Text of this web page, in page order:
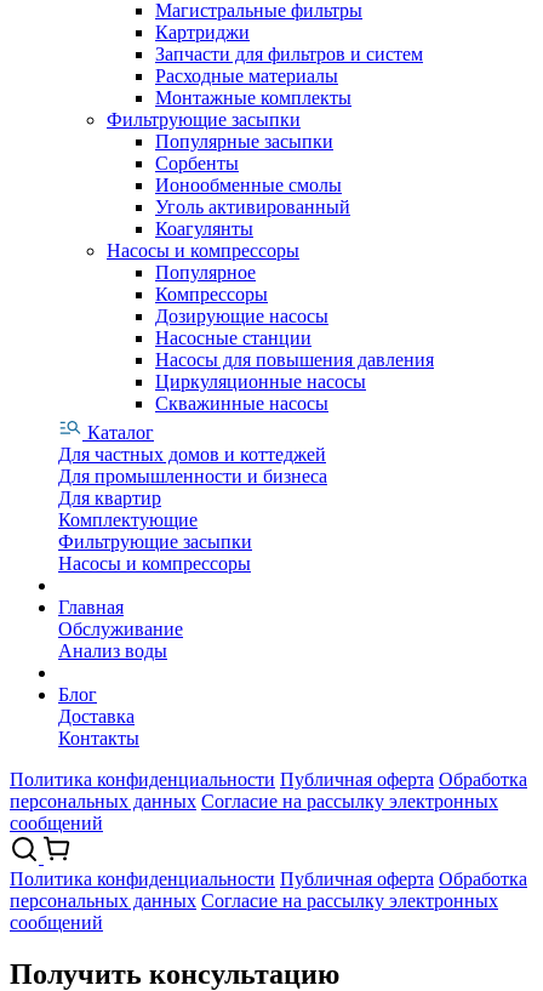
Магистральные фильтры
Картриджи
Запчасти для фильтров и систем
Расходные материалы
Монтажные комплекты
Фильтрующие засыпки
Популярные засыпки
Сорбенты
Ионообменные смолы
Уголь активированный
Коагулянты
Насосы и компрессоры
Популярное
Компрессоры
Дозирующие насосы
Насосные станции
Насосы для повышения давления
Циркуляционные насосы
Скважинные насосы
Каталог
Для частных домов и коттеджей
Для промышленности и бизнеса
Для квартир
Комплектующие
Фильтрующие засыпки
Насосы и компрессоры
Главная
Обслуживание
Анализ воды
Блог
Доставка
Контакты
Политика конфиденциальности Публичная оферта Обработка
персональных данных Согласие на рассылку электронных
сообщений
Политика конфиденциальности Публичная оферта Обработка
персональных данных Согласие на рассылку электронных
сообщений
Получить консультацию